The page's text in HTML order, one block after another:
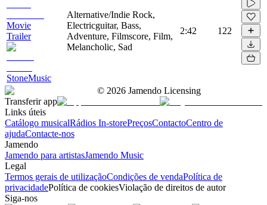
Movie
Trailer
StoneMusic
Alternative/Indie Rock,
Electricguitar, Bass,
Adventure, Filmscore, Film,
Melancholic, Sad
2:42 122
© 2026 Jamendo Licensing
Transferir app
Links úteis
Catálogo musicalRádios In-storePreçosContactoCentro de
ajudaContacte-nos
Jamendo
Jamendo para artistasJamendo Music
Legal
Termos gerais de utilizaçãoCondições de vendaPolítica de
privacidadePolítica de cookiesViolação de direitos de autor
Siga-nos